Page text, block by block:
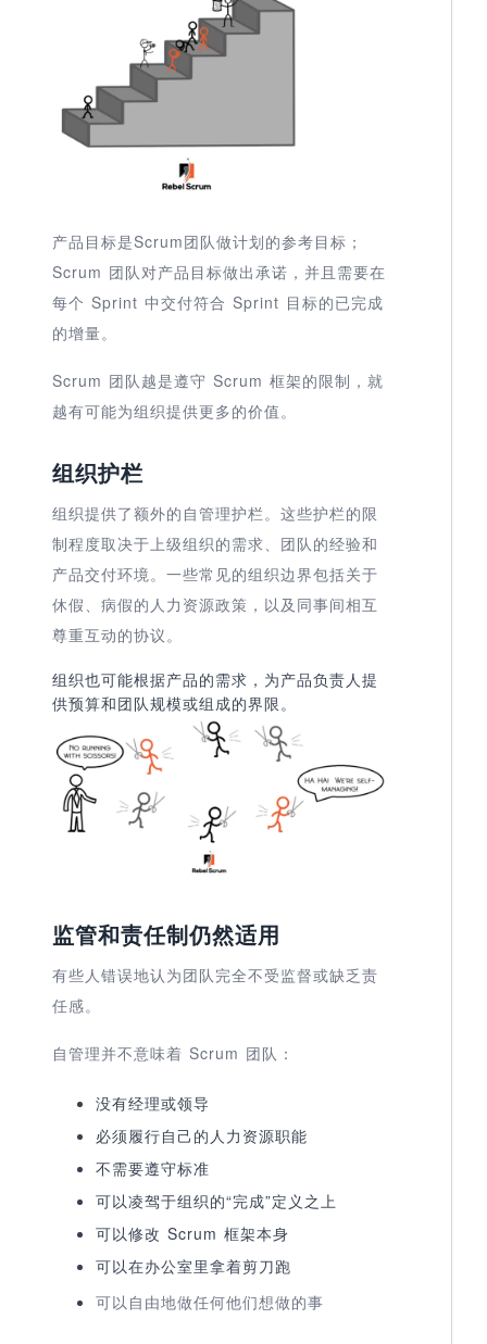
产品目标是Scrum团队做计划的参考目标；
Scrum 团队对产品目标做出承诺，并且需要在
每个 Sprint 中交付符合 Sprint 目标的已完成
的增量。
Scrum 团队越是遵守 Scrum 框架的限制，就
越有可能为组织提供更多的价值。
组织护栏
组织提供了额外的自管理护栏。这些护栏的限
制程度取决于上级组织的需求、团队的经验和
产品交付环境。一些常见的组织边界包括关于
休假、病假的人力资源政策，以及同事间相互
尊重互动的协议。
组织也可能根据产品的需求，为产品负责人提
供预算和团队规模或组成的界限。
监管和责任制仍然适用
有些人错误地认为团队完全不受监督或缺乏责
任感。
自管理并不意味着 Scrum 团队：
没有经理或领导
必须履行自己的人力资源职能
不需要遵守标准
可以凌驾于组织的“完成”定义之上
可以修改 Scrum 框架本身
可以在办公室里拿着剪刀跑
可以自由地做任何他们想做的事